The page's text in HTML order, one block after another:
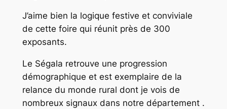
J’aime bien la logique festive et conviviale
de cette foire qui réunit près de 300
exposants.
Le Ségala retrouve une progression
démographique et est exemplaire de la
relance du monde rural dont je vois de
nombreux signaux dans notre département .